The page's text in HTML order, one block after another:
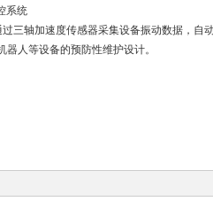
系统
三轴加速度传感器采集设备振动数据，自动
人等设备的预防性维护设计。